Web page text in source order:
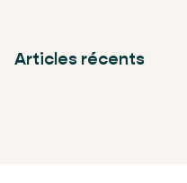
Articles récents